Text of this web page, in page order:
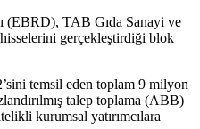
(EBRD), TAB Gıda Sanayi ve
gerçekleştirdiği blok
temsil eden toplam 9 milyon
talep toplama (ABB)
kurumsal yatırımcılara